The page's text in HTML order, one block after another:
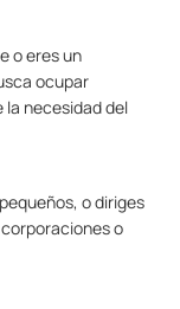
o eres un
ocupar
la necesidad del
o diriges
o